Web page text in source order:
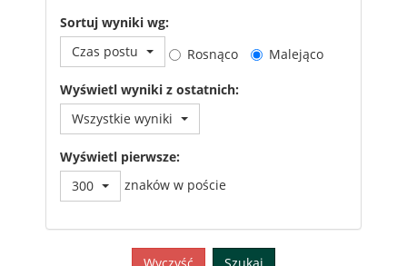
Sortuj wyniki wg:
Czas postu
Rosnąco Malejąco
Wyświetl wyniki z ostatnich:
Wszystkie wyniki
Wyświetl pierwsze:
300
znaków w poście